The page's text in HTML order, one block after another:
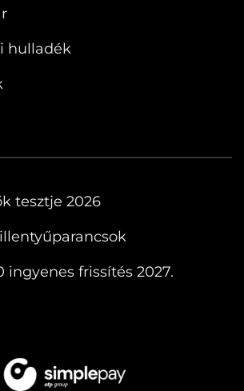
hulladék
tesztje 2026
ingyenes frissítés 2027.